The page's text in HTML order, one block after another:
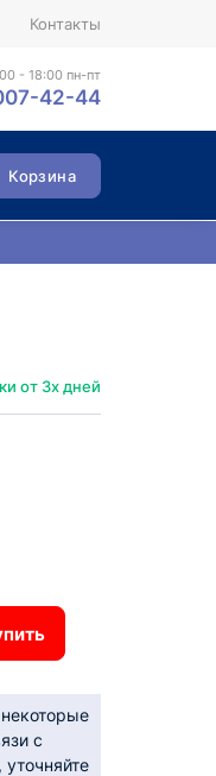
Контакты
- 18:00 пн-пт
42-44
Корзина
от 3х дней
с